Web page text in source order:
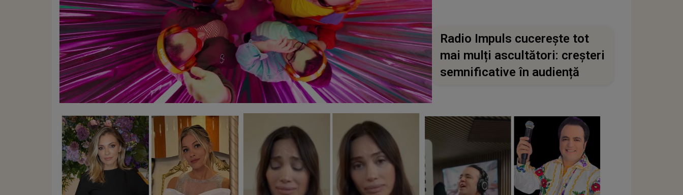
Radio Impuls cucerește tot
mai mulți ascultători: creșteri
semnificative în audiență